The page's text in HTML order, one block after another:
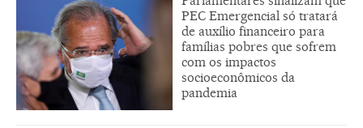
PEC Emergencial só tratará
de auxílio financeiro para
famílias pobres que sofrem
com os impactos
socioeconômicos da
pandemia